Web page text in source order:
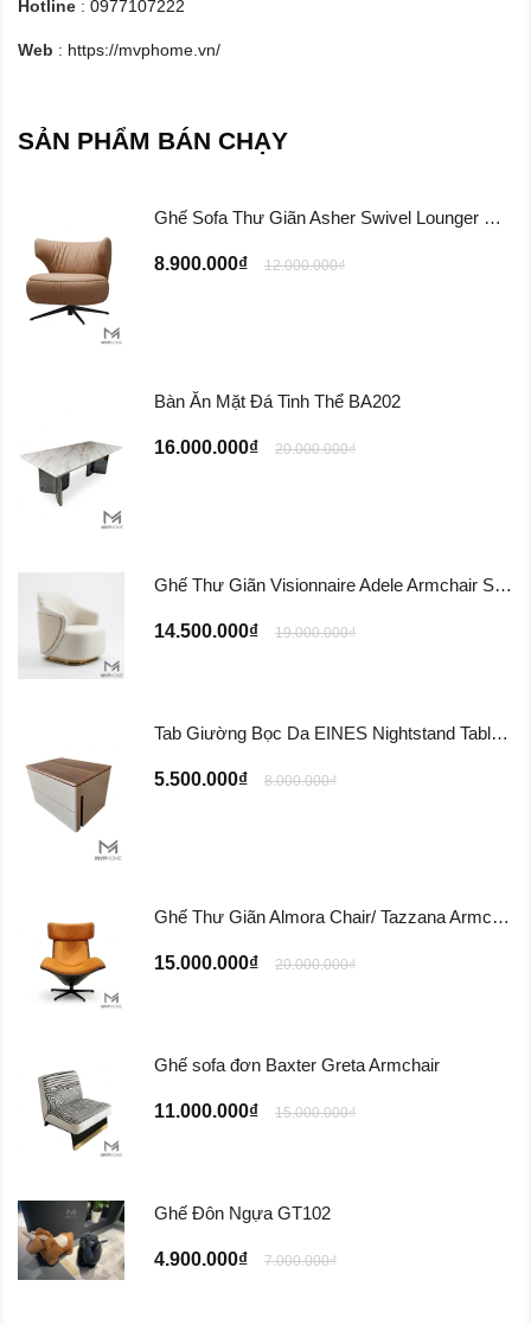
Hotline : 0977107222
Web : https://mvphome.vn/
SẢN PHẨM BÁN CHẠY
Ghế Sofa Thư Giãn Asher Swivel Lounger Chair ...
8.900.000₫ 12.000.000₫
Bàn Ăn Mặt Đá Tinh Thể BA202
16.000.000₫ 20.000.000₫
Ghế Thư Giãn Visionnaire Adele Armchair SFD11
14.500.000₫ 19.000.000₫
Tab Giường Bọc Da EINES Nightstand Table TG122
5.500.000₫ 8.000.000₫
Ghế Thư Giãn Almora Chair/ Tazzana Armchair GTG11
15.000.000₫ 20.000.000₫
Ghế sofa đơn Baxter Greta Armchair
11.000.000₫ 15.000.000₫
Ghế Đôn Ngựa GT102
4.900.000₫ 7.000.000₫